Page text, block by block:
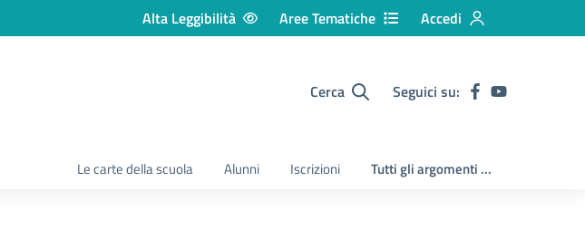
Alta Leggibilità Aree Tematiche Accedi
Cerca Seguici su:
Le carte della scuola Alunni Iscrizioni Tutti gli argomenti ...